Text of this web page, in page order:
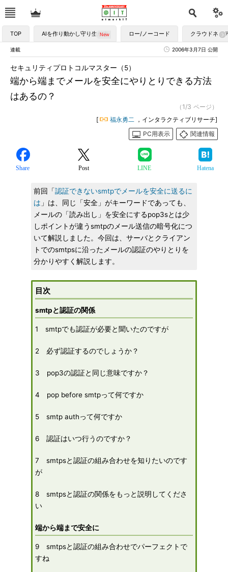
TOP AIを作り動かし守り生かす ロー/ノーコード クラウドネイ
連載 2006年3月7日 公開
端から端までメールを安全にやりとりできる方法
はあるの？
セキュリティプロトコルマスター（5）
（1/3 ページ）
[
福永勇二 ，インタラクティブリサーチ]
PC用表示
関連情報
Share Post LINE Hatena
前回「認証できないsmtpでメールを安全に送るに
は 」は、同じ「安全」がキーワードであっても、
メールの「読み出し」を安全にするpop3sとは少
しポイントが違うsmtpのメール送信の暗号化につ
いて解説しました。今回は、サーバとクライアン
トでのsmtpsに沿ったメールの認証のやりとりを
分かりやすく解説します。
目次
smtpと認証の関係
1 smtpでも認証が必要と聞いたのですが
2 必ず認証するのでしょうか？
3 pop3の認証と同じ意味ですか？
4 pop before smtpって何ですか
5 smtp authって何ですか
6 認証はいつ行うのですか？
7 smtpsと認証の組み合わせを知りたいのです
が
8 smtpsと認証の関係をもっと説明してくださ
い
端から端まで安全に
9 smtpsと認証の組み合わせでパーフェクトで
すね